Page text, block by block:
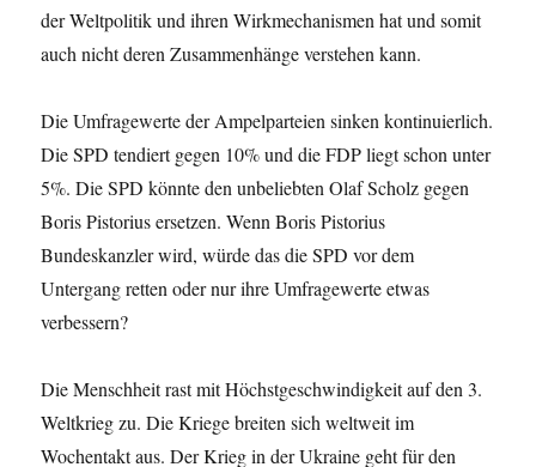
der Weltpolitik und ihren Wirkmechanismen hat und somit
auch nicht deren Zusammenhänge verstehen kann.
Die Umfragewerte der Ampelparteien sinken kontinuierlich.
Die SPD tendiert gegen 10% und die FDP liegt schon unter
5%. Die SPD könnte den unbeliebten Olaf Scholz gegen
Boris Pistorius ersetzen. Wenn Boris Pistorius
Bundeskanzler wird, würde das die SPD vor dem
Untergang retten oder nur ihre Umfragewerte etwas
verbessern?
Die Menschheit rast mit Höchstgeschwindigkeit auf den 3.
Weltkrieg zu. Die Kriege breiten sich weltweit im
Wochentakt aus. Der Krieg in der Ukraine geht für den